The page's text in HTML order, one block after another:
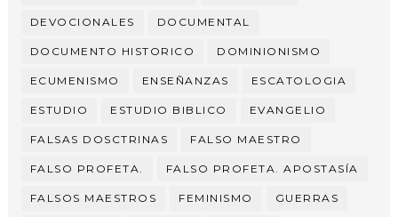
DEVOCIONALES DOCUMENTAL
DOCUMENTO HISTORICO DOMINIONISMO
ECUMENISMO ENSEÑANZAS ESCATOLOGIA
ESTUDIO ESTUDIO BIBLICO EVANGELIO
FALSAS DOSCTRINAS FALSO MAESTRO
FALSO PROFETA. FALSO PROFETA. APOSTASÍA
FALSOS MAESTROS FEMINISMO GUERRAS